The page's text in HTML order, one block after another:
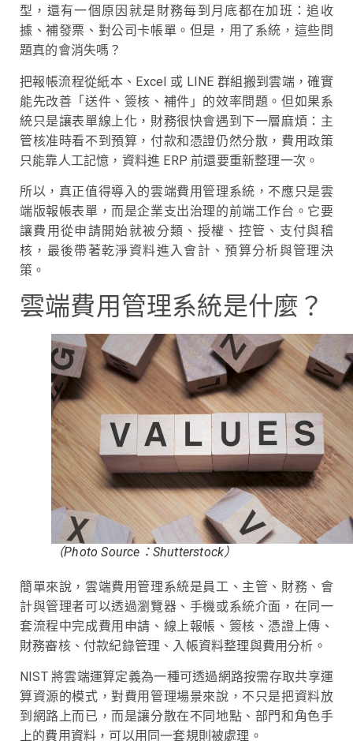
型，還有一個原因就是財務每到月底都在加班：追收
據、補發票、對公司卡帳單。但是，用了系統，這些問
題真的會消失嗎？
把報帳流程從紙本、Excel 或 LINE 群組搬到雲端，確實
能先改善「送件、簽核、補件」的效率問題。但如果系
統只是讓表單線上化，財務很快會遇到下一層麻煩：主
管核准時看不到預算，付款和憑證仍然分散，費用政策
只能靠人工記憶，資料進 ERP 前還要重新整理一次。
所以，真正值得導入的雲端費用管理系統，不應只是雲
端版報帳表單，而是企業支出治理的前端工作台。它要
讓費用從申請開始就被分類、授權、控管、支付與稽
核，最後帶著乾淨資料進入會計、預算分析與管理決
策。
雲端費用管理系統是什麼？
（Photo Source：Shutterstock）
簡單來說，雲端費用管理系統是員工、主管、財務、會
計與管理者可以透過瀏覽器、手機或系統介面，在同一
套流程中完成費用申請、線上報帳、簽核、憑證上傳、
財務審核、付款紀錄管理、入帳資料整理與費用分析。
NIST 將雲端運算定義為一種可透過網路按需存取共享運
算資源的模式，對費用管理場景來說，不只是把資料放
到網路上而已，而是讓分散在不同地點、部門和角色手
上的費用資料，可以用同一套規則被處理。